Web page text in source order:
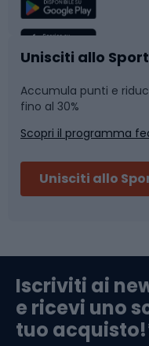
Sport di squadra
Caschi da
Skitouring
Abbigliamento da
Camminata
Nuoto
Pattinaggio
Componenti per
Arrampicata
Unisciti allo
Accumula punti e
fino al 30%
Scopri il programma
Unisciti allo
Iscriviti ai
e ricevi uno
tuo